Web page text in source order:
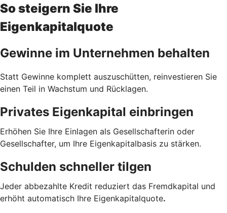
So steigern Sie Ihre
Eigenkapitalquote
Gewinne im Unternehmen behalten
Statt Gewinne komplett auszuschütten, reinvestieren Sie
einen Teil in Wachstum und Rücklagen.
Privates Eigenkapital einbringen
Erhöhen Sie Ihre Einlagen als Gesellschafterin oder
Gesellschafter, um Ihre Eigenkapitalbasis zu stärken.
Schulden schneller tilgen
Jeder abbezahlte Kredit reduziert das Fremdkapital und
erhöht automatisch Ihre Eigenkapitalquote.